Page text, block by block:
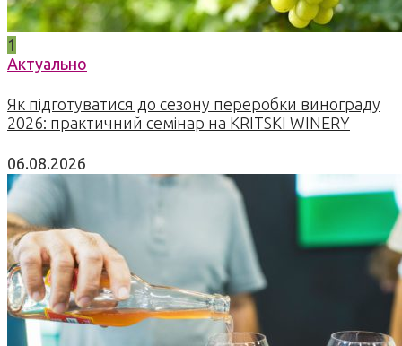
1
Актуально
Як підготуватися до сезону переробки винограду
2026: практичний семінар на KRITSKI WINERY
06.08.2026